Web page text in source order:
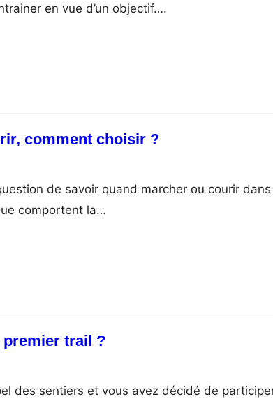
en vue d’un objectif….
comment choisir ?
de savoir quand marcher ou courir dans
comportent la…
trail ?
des sentiers et vous avez décidé de